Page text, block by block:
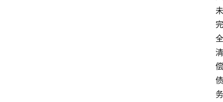
未
完
全
清
偿
债
务